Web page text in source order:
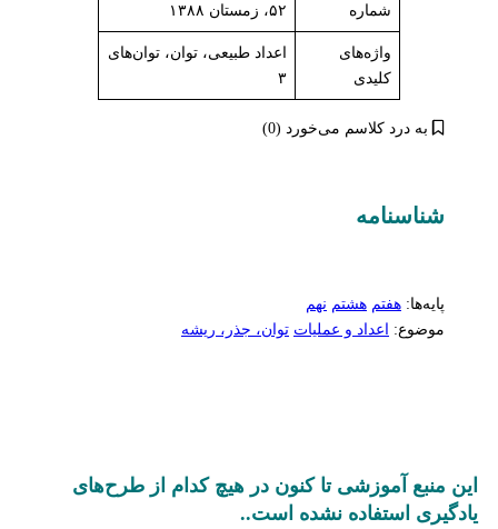
شماره ۵۲، زمستان ۱۳۸۸
واژه‌های
کلیدی
اعداد طبیعی، توان، توان‌های
۳
به درد کلاسم می‌خورد (0)
شناسنامه‌
پایه‌ها: هفتم هشتم نهم
موضوع: اعداد و عملیات توان، جذر، ریشه
این منبع آموزشی تا کنون در هیچ کدام از طرح‌های
یادگیری استفاده نشده است..